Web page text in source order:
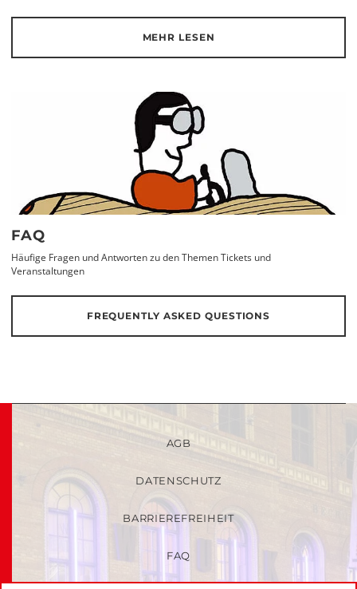
MEHR LESEN
FAQ
Häufige Fragen und Antworten zu den Themen Tickets und
Veranstaltungen
FREQUENTLY ASKED QUESTIONS
AGB
DATENSCHUTZ
BARRIEREFREIHEIT
FAQ